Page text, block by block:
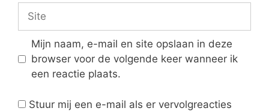
Site
Mijn naam, e-mail en site opslaan in deze
browser voor de volgende keer wanneer ik
een reactie plaats.
Stuur mij een e-mail als er vervolgreacties